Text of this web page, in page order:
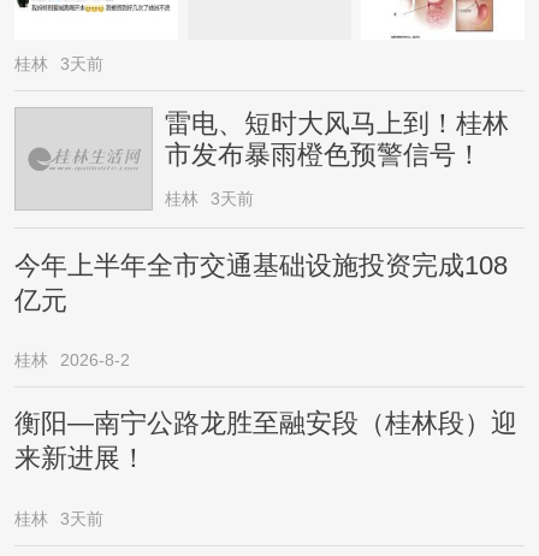
桂林 3天前
雷电、短时大风马上到！桂林
市发布暴雨橙色预警信号！
桂林 3天前
今年上半年全市交通基础设施投资完成108
亿元
桂林 2026-8-2
衡阳—南宁公路龙胜至融安段（桂林段）迎
来新进展！
桂林 3天前